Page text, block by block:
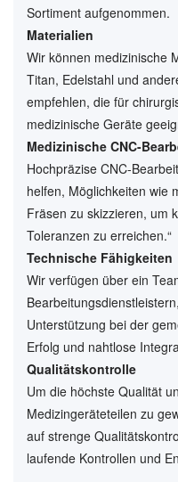
Sortiment aufgenommen.
Materialien
Wir können medizinische
Titan, Edelstahl und
empfehlen, die für
medizinische Geräte
Medizinische CNC-
Hochpräzise CNC-
helfen, Möglichkeiten wie
Fräsen zu skizzieren, um
Toleranzen zu erreichen.“
Technische Fähigkeiten
Wir verfügen über ein
Unterstützung bei der
Erfolg und nahtlose
Qualitätskontrolle
Um die höchste Qualität
Medizingeräteteilen zu
auf strenge
laufende Kontrollen und